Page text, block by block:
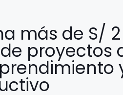
más de S/
proyectos